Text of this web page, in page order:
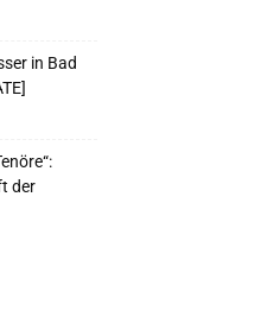
in Bad
der